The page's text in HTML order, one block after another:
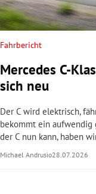
Untermenü
Untermenü
Untermenü
Untermenü
Untermenü
Fahrbericht
Mercedes C-
sich neu
Der C wird elektrisch,
bekommt ein aufwendig
der C nun kann, haben
Michael Andrusio28.07.2026